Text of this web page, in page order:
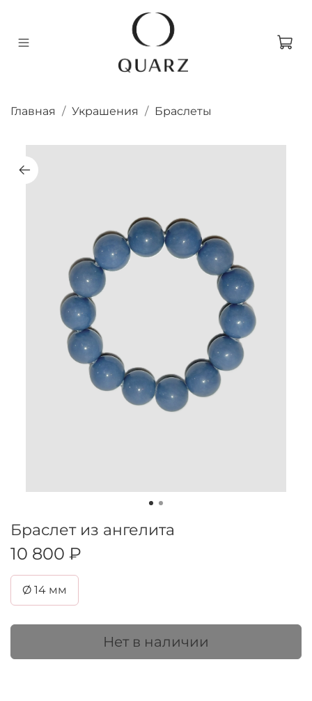
Главная Украшения Браслеты
Браслет из ангелита
10 800 ₽
Нет в наличии
Ø 14 мм